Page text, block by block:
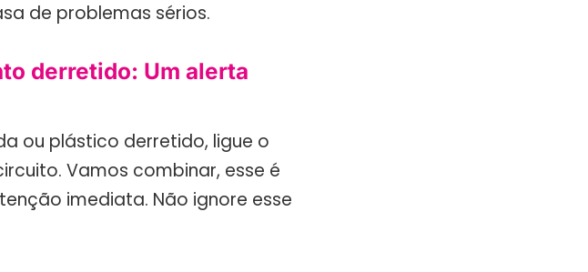
de problemas sérios.
derretido: Um alerta
ou plástico derretido, ligue o
Vamos combinar, esse é
imediata. Não ignore esse